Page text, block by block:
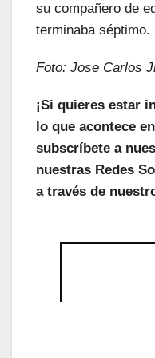
su compañero de
terminaba séptimo.
Foto: Jose Carlos
¡Si quieres estar
lo que acontece
subscríbete a
nuestras Redes
a través de